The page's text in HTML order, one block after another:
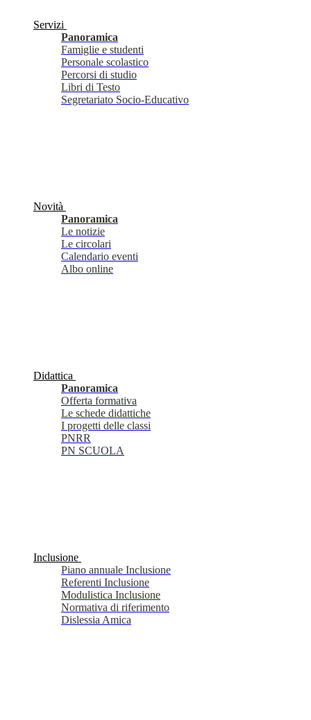
Servizi
Panoramica
Famiglie e studenti
Personale scolastico
Percorsi di studio
Libri di Testo
Segretariato Socio-Educativo
Novità
Panoramica
Le notizie
Le circolari
Calendario eventi
Albo online
Didattica
Panoramica
Offerta formativa
Le schede didattiche
I progetti delle classi
PNRR
PN SCUOLA
Inclusione
Piano annuale Inclusione
Referenti Inclusione
Modulistica Inclusione
Normativa di riferimento
Dislessia Amica